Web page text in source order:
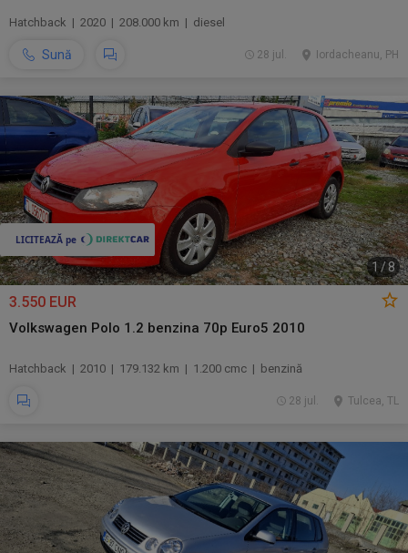
Hatchback | 2020 | 208.000 km | diesel
Sună Iordacheanu, PH
28 jul.
1/8
3.550 EUR
Volkswagen Polo 1.2 benzina 70p Euro5 2010
Hatchback | 2010 | 179.132 km | 1.200 cmc | benzină
Tulcea, TL
28 jul.